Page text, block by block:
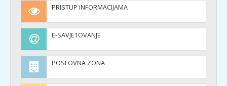
PRISTUP INFORMACIJAMA
E-SAVJETOVANJE
POSLOVNA ZONA